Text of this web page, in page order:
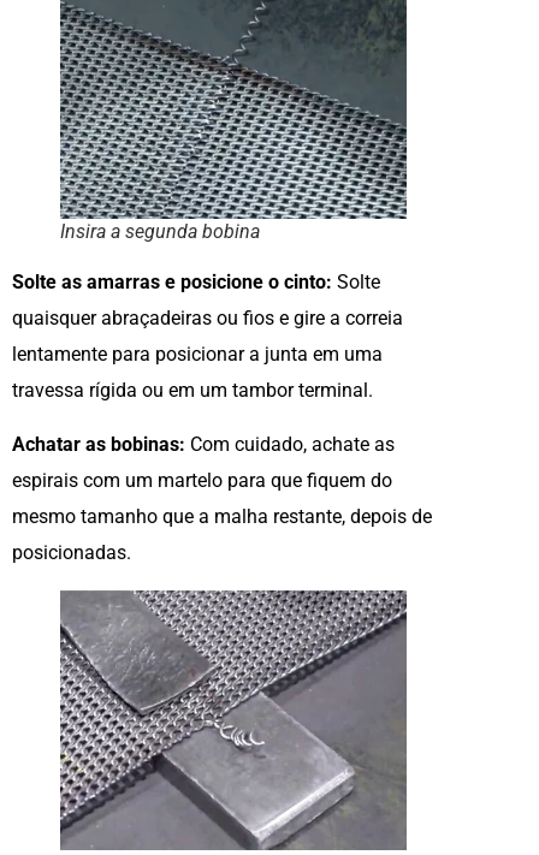
Insira a segunda bobina
Solte as amarras e posicione o cinto: Solte
quaisquer abraçadeiras ou fios e gire a correia
lentamente para posicionar a junta em uma
travessa rígida ou em um tambor terminal.
Achatar as bobinas: Com cuidado, achate as
espirais com um martelo para que fiquem do
mesmo tamanho que a malha restante, depois de
posicionadas.